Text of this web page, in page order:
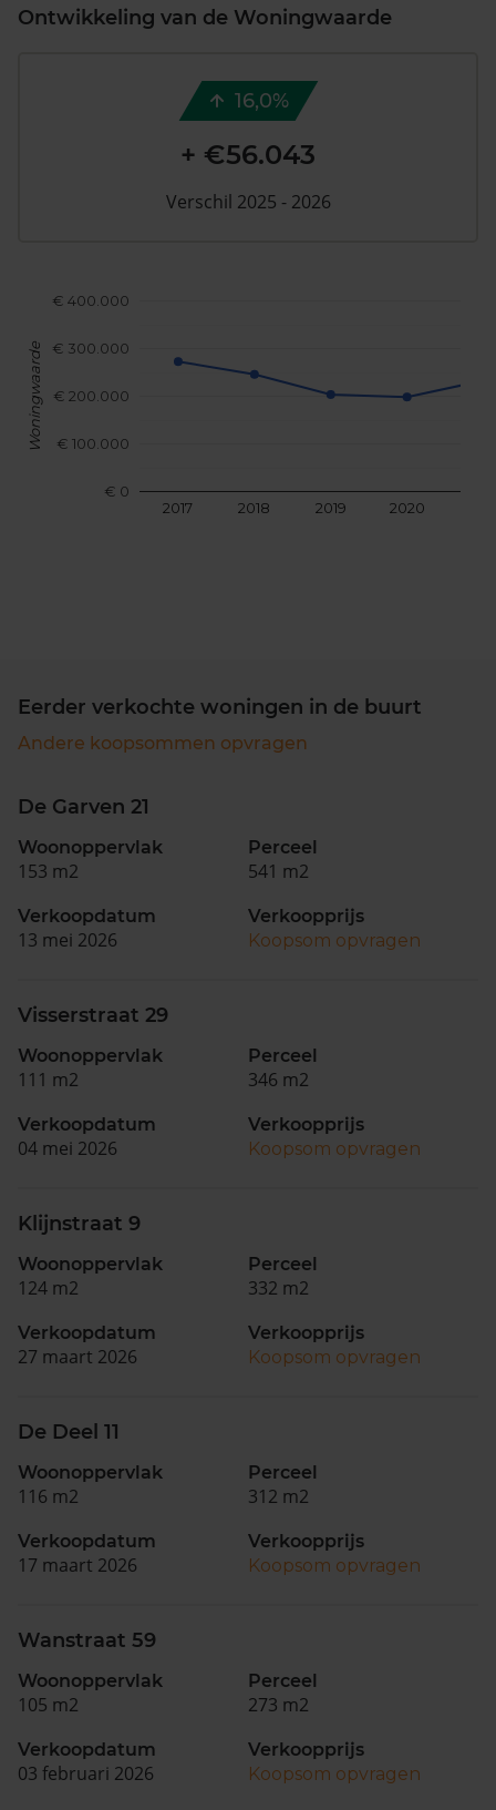
Ontwikkeling van de Woningwaarde
2017 2018 2019 2020
€ 0
€ 100.000
€ 200.000
€ 300.000
€ 400.000
Woningwaarde
16,0%
+ €56.043
Verschil 2025 - 2026
Eerder verkochte woningen in de buurt
Andere koopsommen opvragen
De Garven 21
Woonoppervlak
153 m2
Perceel
541 m2
Verkoopdatum
13 mei 2026
Verkoopprijs
Koopsom opvragen
Visserstraat 29
Woonoppervlak
111 m2
Perceel
346 m2
Verkoopdatum
04 mei 2026
Verkoopprijs
Koopsom opvragen
Klijnstraat 9
Woonoppervlak
124 m2
Perceel
332 m2
Verkoopdatum
27 maart 2026
Verkoopprijs
Koopsom opvragen
De Deel 11
Woonoppervlak
116 m2
Perceel
312 m2
Verkoopdatum
17 maart 2026
Verkoopprijs
Koopsom opvragen
Wanstraat 59
Woonoppervlak
105 m2
Perceel
273 m2
Verkoopdatum
03 februari 2026
Verkoopprijs
Koopsom opvragen